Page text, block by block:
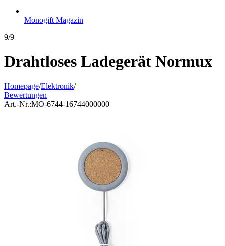
Monogift Magazin
9/9
Drahtloses Ladegerät Normux
Homepage/Elektronik/
Bewertungen
Art.-Nr.:MO-6744-16744000000